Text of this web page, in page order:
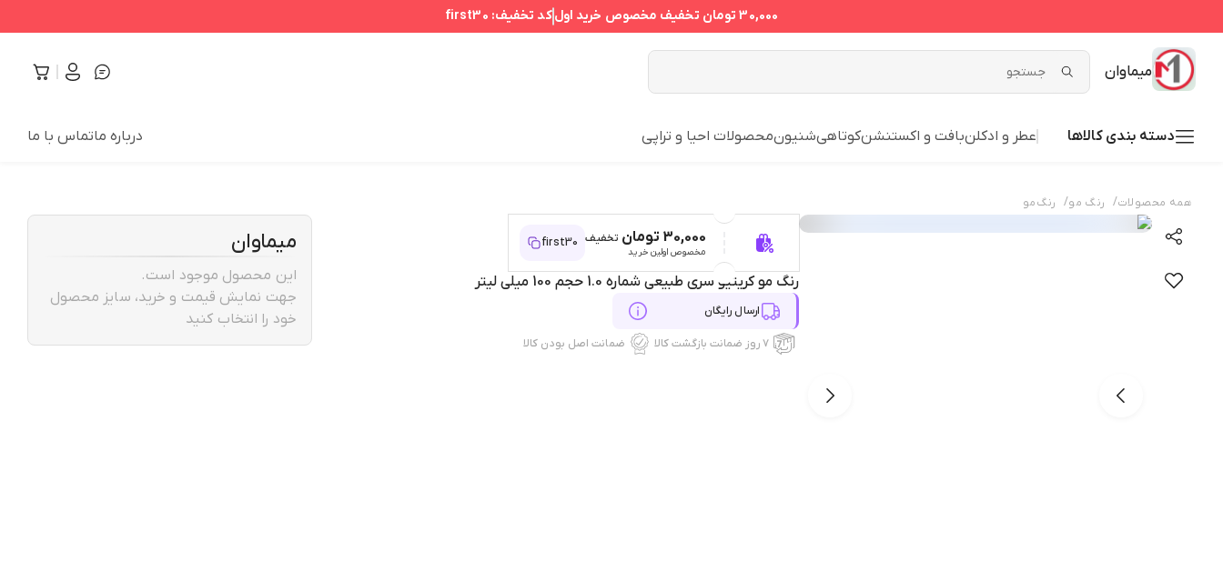
30,000 تومان تخفیف مخصوص خرید اولکد تخفیف: first30
میماوان
دسته بندی کالاها عطر و ادکلنبافت و اکستنشنکوتاهیشنیونمحصولات احیا و تراپی درباره ماتماس با ما
همه محصولات/ رنگ مو/ رنگ‌مو
30,000 تومان تخفیف
مخصوص اولین خرید
first30
رنگ مو کریتیو سری طبیعی شماره 1.0 حجم 100 میلی لیتر
ارسال رایگان
۷ روز ضمانت بازگشت کالا ضمانت اصل بودن کالا
میماوان
این محصول موجود است.
جهت نمایش قیمت و خرید، سایز محصول
خود را انتخاب کنید